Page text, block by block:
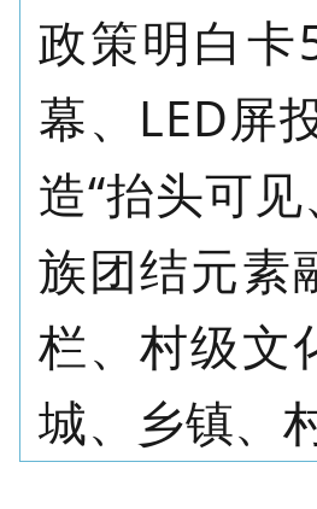
政策明白卡
幕、 LED屏
造“抬头可
族团结元素
栏、村级文
城、乡镇、